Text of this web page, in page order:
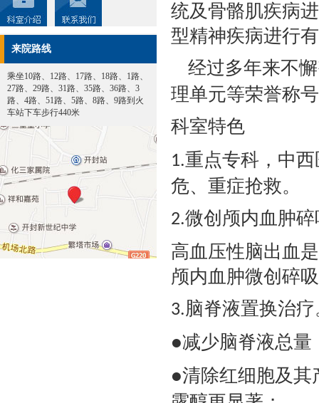
来院路线
乘坐10路、12路、17路、18路、1路、
27路、29路、31路、35路、36路、3
路、4路、51路、5路、8路、9路到火
车站下车步行440米
统及骨骼肌疾病
型精神疾病进行
经过多年来不
理单元等荣誉称
科室特色
1.重点专科，中
危、重症抢救。
2.微创颅内血肿
高血压性脑出血
颅内血肿微创碎
3.脑脊液置换治疗
●减少脑脊液总量
●清除红细胞及其